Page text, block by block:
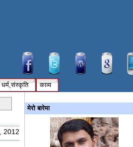
धर्म,संस्कृति काव्य
2012
मेरो बारेमा